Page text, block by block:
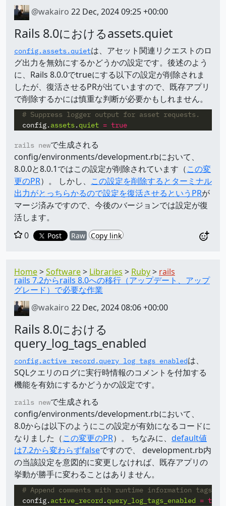
@wakairo 22 Dec, 2024 09:25 +00:00
Rails 8.0におけるassets.quiet
config.assets.quietは、アセット関連リクエストのロ
グ出力を無効にするかどうかの設定です。後述のよう
に、Rails 8.0.0でtrueにする以下の設定が削除されま
したが、復活させるPRが出ていますので、既存アプリ
で削除するかには慎重な判断が必要かもしれません。
# Suppress logger output for asset requests.
config. assets.quiet = true
rails newで生成される
config/environments/development.rbにおいて、
8.0.0と8.0.1ではこの設定が削除されています（この変
更のPR）。 しかし、 この設定を削除するとターミナル
出力がとっちらかるので設定を復活させるというPRが
マージ済みですので、今後のバージョンでは設定が復
活します。
0
Post Raw Copy link
Home Software Libraries Ruby rails
rails 7.2からrails 8.0への移行（アップデート、アップ
グレード）で必要な作業
@wakairo 22 Dec, 2024 08:06 +00:00
Rails 8.0における
query_log_tags_enabled
config.active_record.query_log_tags_enabledは、
SQLクエリのログに実行時情報のコメントを付加する
機能を有効にするかどうかの設定です。
rails newで生成される
config/environments/development.rbにおいて、
8.0からは以下のようにこの設定が有効になるコードに
なりました（この変更のPR）。 ちなみに、 default値
は7.2から変わらずfalseですので、 development.rb内
の当該設定を意図的に変更しなければ、既存アプリの
挙動が勝手に変わることはありません。
# Append comments with runtime information tags
config. active_record .query_log_tags_enabled = true